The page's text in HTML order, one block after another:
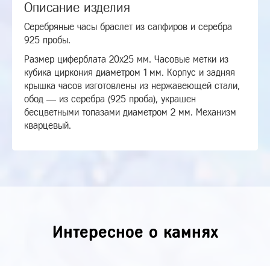
Описание изделия
Серебряные часы браслет из сапфиров и серебра
925 пробы.
Размер циферблата 20х25 мм. Часовые метки из
кубика циркония диаметром 1 мм. Корпус и задняя
крышка часов изготовлены из нержавеющей стали,
обод — из серебра (925 проба), украшен
бесцветными топазами диаметром 2 мм. Механизм
кварцевый.
Интересное о камнях